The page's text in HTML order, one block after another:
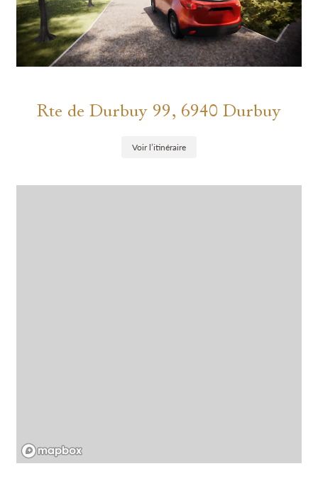
Rte de Durbuy 99, 6940 Durbuy
Voir l’itinéraire